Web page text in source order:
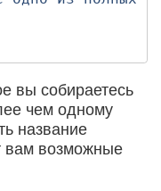
вы собираетесь
чем одному
название
вам возможные